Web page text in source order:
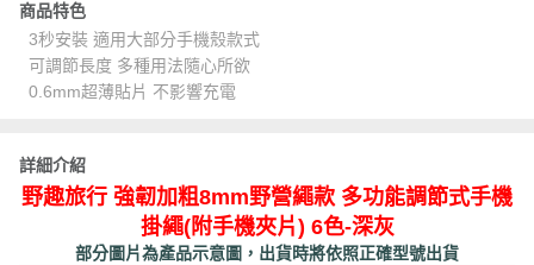
商品特色
3秒安裝 適用大部分手機殼款式
可調節長度 多種用法隨心所欲
0.6mm超薄貼片 不影響充電
詳細介紹
野趣旅行 強韌加粗8mm野營繩款 多功能調節式手機
掛繩(附手機夾片) 6色-深灰
部分圖片為產品示意圖，出貨時將依照正確型號出貨